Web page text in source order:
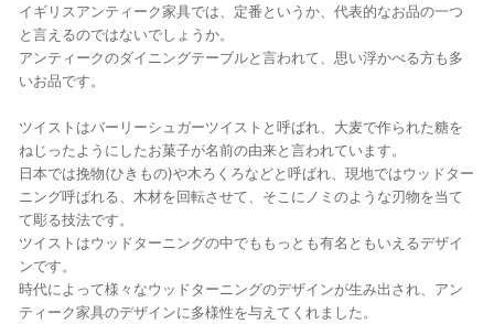
イギリスアンティーク家具では、定番というか、代表的なお品の一つ
と言えるのではないでしょうか。
アンティークのダイニングテーブルと言われて、思い浮かべる方も多
いお品です。
ツイストはバーリーシュガーツイストと呼ばれ、大麦で作られた糖を
ねじったようにしたお菓子が名前の由来と言われています。
日本では挽物(ひきもの)や木ろくろなどと呼ばれ、現地ではウッドター
ニング呼ばれる、木材を回転させて、そこにノミのような刃物を当て
て彫る技法です。
ツイストはウッドターニングの中でももっとも有名ともいえるデザイ
ンです。
時代によって様々なウッドターニングのデザインが生み出され、アン
ティーク家具のデザインに多様性を与えてくれました。